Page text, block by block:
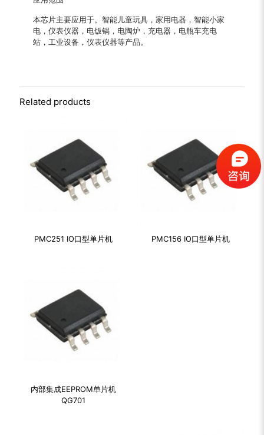
本芯片主要应用于。智能儿童玩具，家用电器，智能小家
电，仪表仪器，电饭锅，电陶炉，充电器，电瓶车充电
站，工业设备，仪表仪器等产品。
Related products
PMC251 IO口型单片机 PMC156 IO口型单片机
内部集成EEPROM单片机
QG701